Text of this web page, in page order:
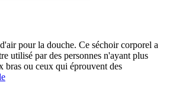
pour la douche. Ce séchoir corporel a
utilisé par des personnes n'ayant plus
bras ou ceux qui éprouvent des